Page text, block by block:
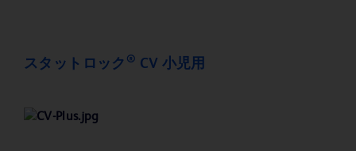
スタットロック ® CV 小児用